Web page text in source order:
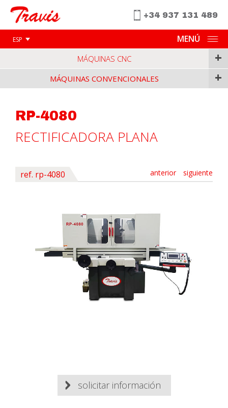
ESP
+34 937 131 489
MENÚ
MÁQUINAS CNC +
MÁQUINAS CONVENCIONALES +
RP-4080
RECTIFICADORA PLANA
anterior siguiente
ref. rp-4080
solicitar información